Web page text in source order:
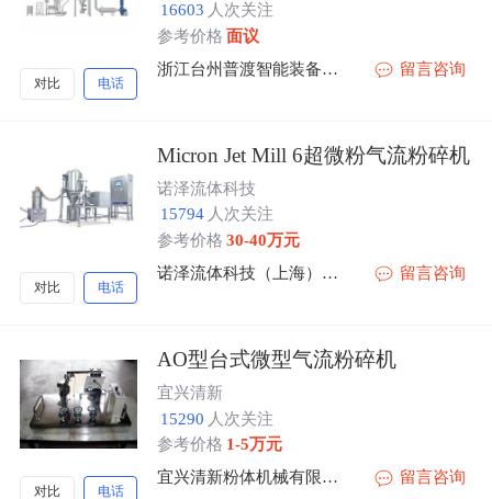
对比 电话
16603 人次关注
参考价格 面议
浙江台州普渡智能装备有限公司
留言咨询
对比 电话
Micron Jet Mill 6超微粉气流粉碎机
诺泽流体科技
15794 人次关注
参考价格 30-40万元
诺泽流体科技（上海）有限公司
留言咨询
对比 电话
AO型台式微型气流粉碎机
宜兴清新
15290 人次关注
参考价格 1-5万元
宜兴清新粉体机械有限公司
留言咨询